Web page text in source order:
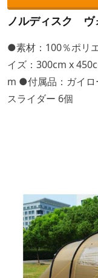
ノルディスク ヴ
●素材：100％ポリ
イズ：300cm x
m ●付属品：ガイロ
スライダー 6個